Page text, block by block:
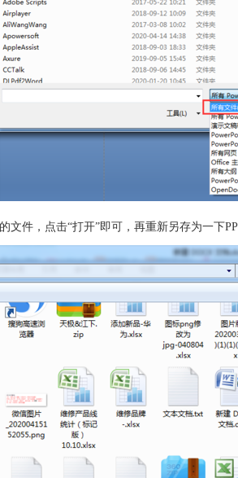
件，点击“打开”即可，再重新另存为一下